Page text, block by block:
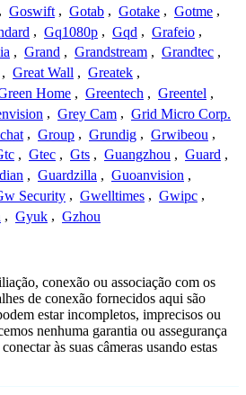
, Goswift , Gotab , Gotake , Gotme ,
, Gq1080p , Gqd , Grafeio ,
, Grand , Grandstream , Grandtec ,
, Great Wall , Greatek ,
Home , Greentech , Greentel ,
, Grey Cam , Grid Micro Corp.
, Group , Grundig , Grwibeou ,
, Gtec , Gts , Guangzhou , Guard ,
, Guardzilla , Guoanvision ,
Security , Gwelltimes , Gwipc ,
, Gyuk , Gzhou
conexão ou associação com os
de conexão fornecidos aqui são
estar incompletos, imprecisos ou
nenhuma garantia ou assegurança
às suas câmeras usando estas